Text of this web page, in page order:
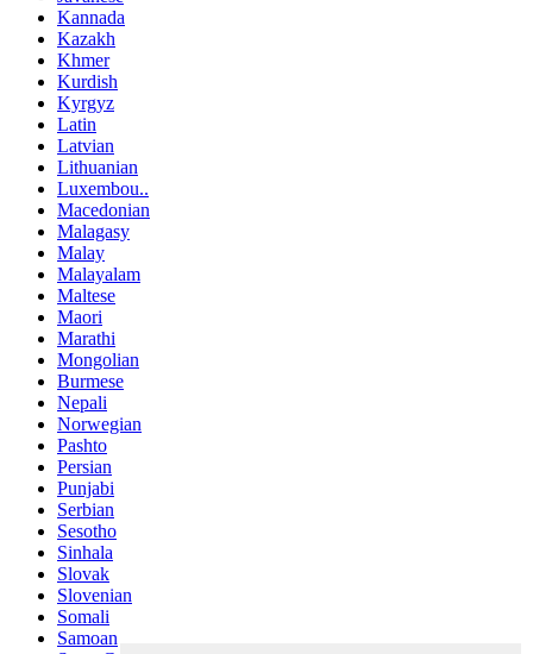
Kannada
Kazakh
Khmer
Kurdish
Kyrgyz
Latin
Latvian
Lithuanian
Luxembou..
Macedonian
Malagasy
Malay
Malayalam
Maltese
Maori
Marathi
Mongolian
Burmese
Nepali
Norwegian
Pashto
Persian
Punjabi
Serbian
Sesotho
Sinhala
Slovak
Slovenian
Somali
Samoan